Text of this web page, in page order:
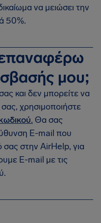
να μειώσει την
50%.
μου;
και δεν μπορείτε να
χρησιμοποιήστε
Θα σας
E-mail που
σας στην AirHelp, για
E-mail με τις